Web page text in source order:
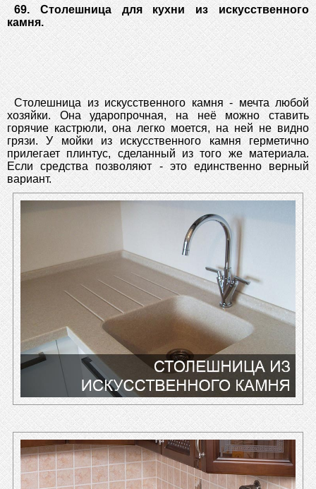
69. Столешница для кухни из искусственного
камня.
Столешница из искусственного камня - мечта любой
хозяйки. Она ударопрочная, на неё можно ставить
горячие кастрюли, она легко моется, на ней не видно
грязи. У мойки из искусственного камня герметично
прилегает плинтус, сделанный из того же материала.
Если средства позволяют - это единственно верный
вариант.